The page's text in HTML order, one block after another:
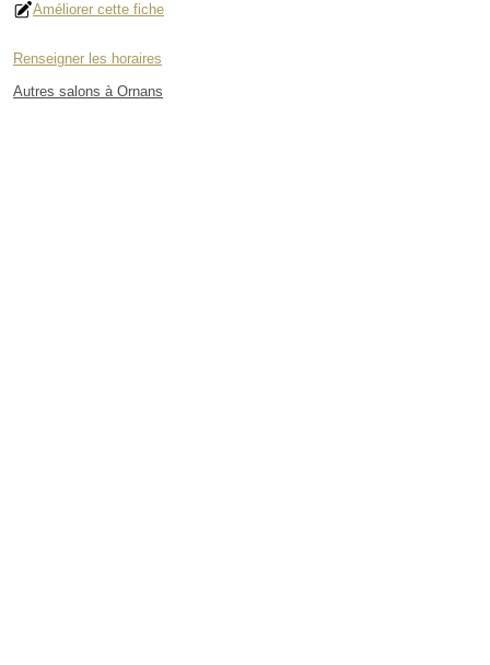
Améliorer cette fiche
Renseigner les horaires
Autres salons à Ornans